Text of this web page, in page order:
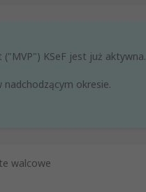
KSeF jest już aktywna.
nadchodzącym okresie.
walcowe